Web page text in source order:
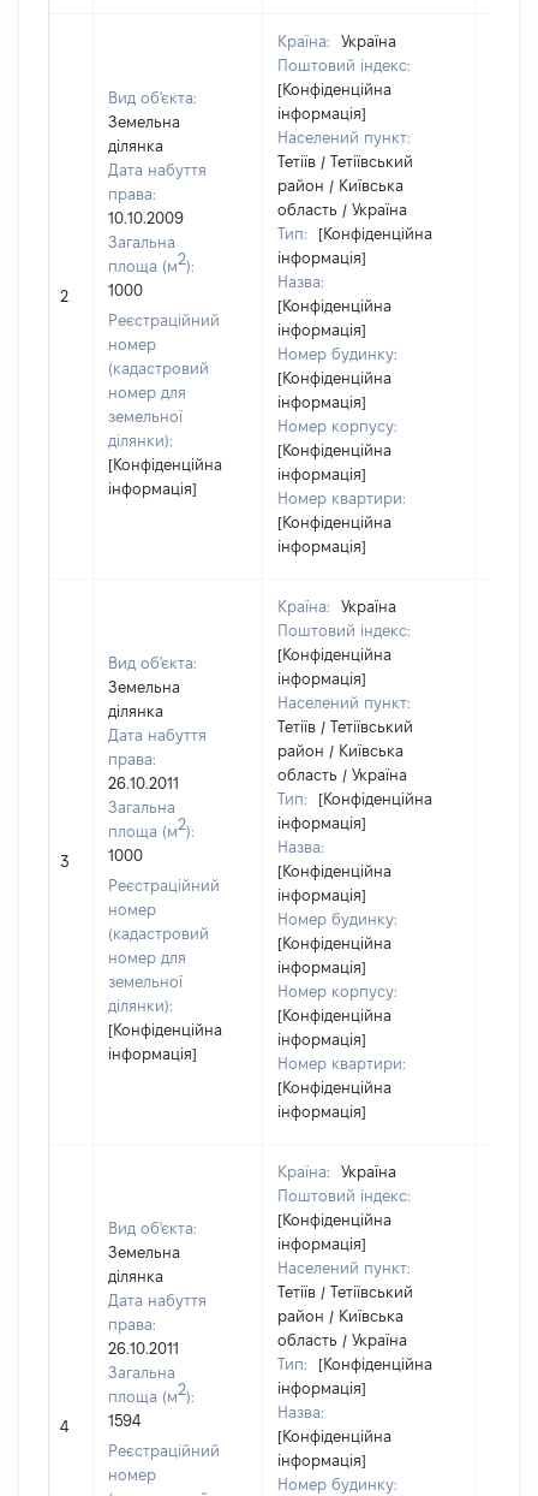
2
Вид об'єкта:
Земельна
ділянка
Дата набуття
права:
10.10.2009
Загальна
площа (м2):
1000
Реєстраційний
номер
(кадастровий
номер для
земельної
ділянки):
[Конфіденційна
інформація]
Країна:
Україна
Поштовий індекс:
[Конфіденційна
інформація]
Населений пункт:
Тетіїв / Тетіївський
район / Київська
область / Україна
Тип:
[Конфіденційна
інформація]
Назва:
[Конфіденційна
інформація]
Номер будинку:
[Конфіденційна
інформація]
Номер корпусу:
[Конфіденційна
інформація]
Номер квартири:
[Конфіденційна
інформація]
3
Вид об'єкта:
Земельна
ділянка
Дата набуття
права:
26.10.2011
Загальна
площа (м2):
1000
Реєстраційний
номер
(кадастровий
номер для
земельної
ділянки):
[Конфіденційна
інформація]
Країна:
Україна
Поштовий індекс:
[Конфіденційна
інформація]
Населений пункт:
Тетіїв / Тетіївський
район / Київська
область / Україна
Тип:
[Конфіденційна
інформація]
Назва:
[Конфіденційна
інформація]
Номер будинку:
[Конфіденційна
інформація]
Номер корпусу:
[Конфіденційна
інформація]
Номер квартири:
[Конфіденційна
інформація]
4
Вид об'єкта:
Земельна
ділянка
Дата набуття
права:
26.10.2011
Загальна
площа (м2):
1594
Реєстраційний
номер
Країна:
Україна
Поштовий індекс:
[Конфіденційна
інформація]
Населений пункт:
Тетіїв / Тетіївський
район / Київська
область / Україна
Тип:
[Конфіденційна
інформація]
Назва:
[Конфіденційна
інформація]
Номер будинку: